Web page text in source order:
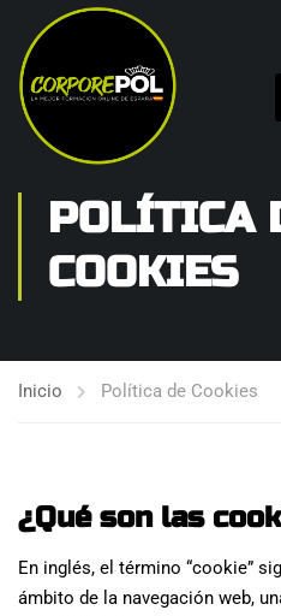
POLÍTICA
COOKIES
Inicio Política de Cookies
¿Qué son las
En inglés, el término “cookie”
ámbito de la navegación web,